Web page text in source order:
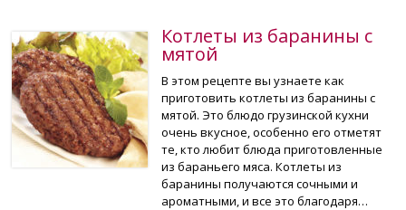
Котлеты из баранины с
мятой
В этом рецепте вы узнаете как
приготовить котлеты из баранины с
мятой. Это блюдо грузинской кухни
очень вкусное, особенно его отметят
те, кто любит блюда приготовленные
из бараньего мяса. Котлеты из
баранины получаются сочными и
ароматными, и все это благодаря…